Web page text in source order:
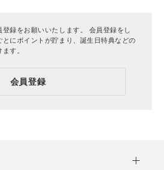
録をお願いいたします。 会員登録をし
にポイントが貯まり、誕生日特典などの
す。
会員登録